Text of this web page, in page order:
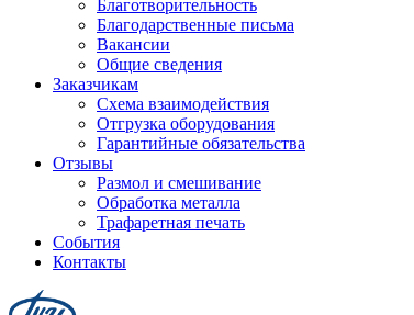
Благотворительность
Благодарственные письма
Вакансии
Общие сведения
Заказчикам
Схема взаимодействия
Отгрузка оборудования
Гарантийные обязательства
Отзывы
Размол и смешивание
Обработка металла
Трафаретная печать
События
Контакты